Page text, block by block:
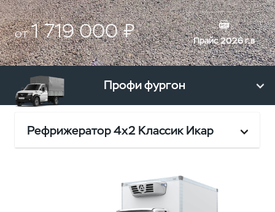
от1 719 000 ₽ Прайс 2026 г.в
Профи фургон
Рефрижератор 4х2 Классик Икар